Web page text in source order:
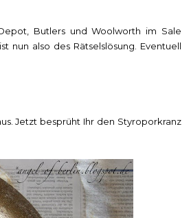
Butlers und Woolworth im Sale
nun also des Rätselslösung. Eventuell
Jetzt besprüht Ihr den Styroporkranz